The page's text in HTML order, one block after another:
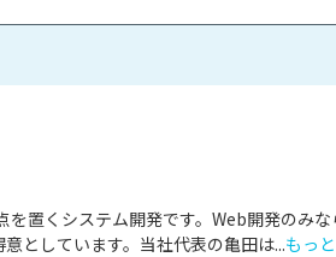
置くシステム開発です。Web開発のみな
としています。当社代表の亀田は...もっ